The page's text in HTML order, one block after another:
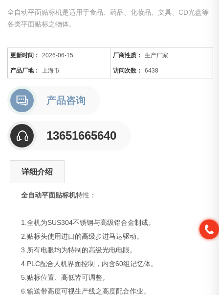
全自动平面贴标机是适用于食品、药品、化妆品、文具、CD光盘等
各类平面贴标之物体。
更新时间： 2026-06-15 厂商性质： 生产厂家
产品厂地： 上海市 访问次数： 6438
产品咨询
13651665640
详细介绍
全自动平面贴标机特性：
1.全机为SUS304不锈钢与高级铝合金制成。
2.贴标头使用进口的高级步进马达驱动。
3.所有电眼均为特制的高级光电电眼。
4.PLC配合人机界面控制，内含60组记忆体。
5.贴标位置、高低皆可调整。
6.输送带高度可视生产线之高度配合作业。